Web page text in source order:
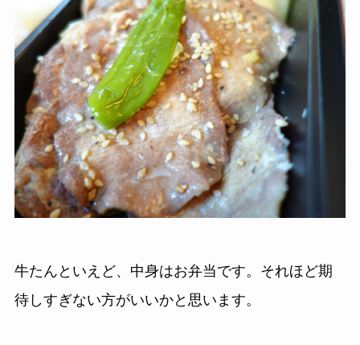
牛たんといえど、中身はお弁当です。それほど期
待しすぎない方がいいかと思います。